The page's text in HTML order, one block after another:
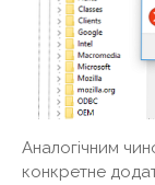
Аналогічним
конкретне